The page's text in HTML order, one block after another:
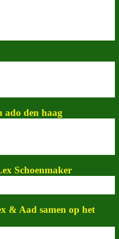
ado den haag
Schoenmaker
& Aad samen op het